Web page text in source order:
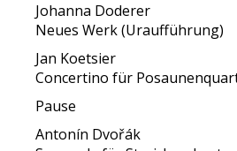
Johanna Doderer
Neues Werk (Uraufführung)
Jan Koetsier
Concertino für
Pause
Antonín Dvořák